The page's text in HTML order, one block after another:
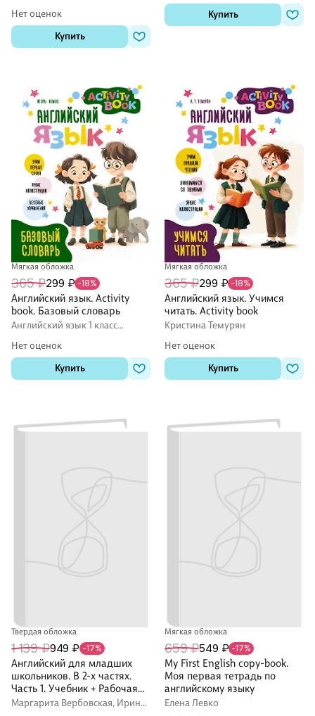
Нет оценок
Купить
Купить
Мягкая обложка
365 ₽299 ₽ -18%
Английский язык. Activity
book. Базовый словарь
Английский язык 1 класс
Нет оценок
Купить
Мягкая обложка
365 ₽299 ₽ -18%
Английский язык. Учимся
читать. Activity book
Кристина Темурян
Нет оценок
Купить
Твердая обложка
1 139 ₽949 ₽ -17%
Английский для младших
школьников. В 2-х частях.
Часть 1. Учебник + Рабочая
тетрадь (мини)
Маргарита Вербовская, Ирина
Мягкая обложка
659 ₽549 ₽ -17%
My First English copy-book.
Моя первая тетрадь по
английскому языку
Елена Левко